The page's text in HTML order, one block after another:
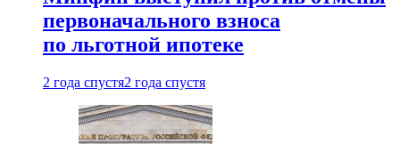
первоначального взноса
по льготной ипотеке
2 года спустя2 года спустя